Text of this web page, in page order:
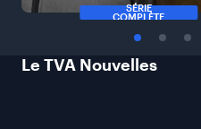
SÉRIE
COMPLÈTE
Le TVA Nouvelles